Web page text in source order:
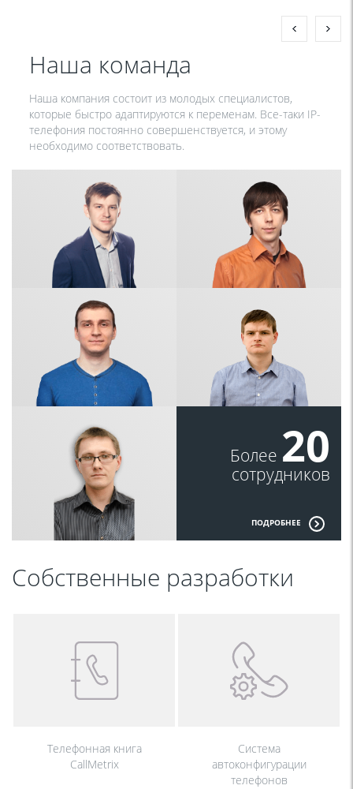
Наша команда
Наша компания состоит из молодых специалистов,
которые быстро адаптируются к переменам. Все-таки IP-
телефония постоянно совершенствуется, и этому
необходимо соответствовать.
Более 20
сотрудников
ПОДРОБНЕЕ
Собственные разработки
Телефонная книга
CallMetrix
Система
автоконфигурации
телефонов